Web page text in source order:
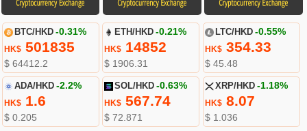
BTC/HKD -0.31%
HK$501835
$ 64412.2
ETH/HKD -0.21%
HK$ 14852
$ 1906.31
LTC/HKD -0.55%
HK$354.33
$ 45.48
ADA/HKD -2.2%
HK$1.6
$ 0.205
SOL/HKD -0.63%
HK$ 567.74
$ 72.871
XRP/HKD -1.18%
HK$8.07
$ 1.036